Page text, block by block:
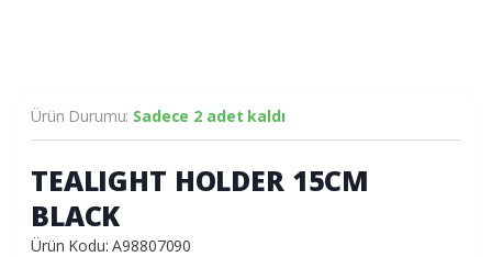
Ürün Durumu: Sadece 2 adet kaldı
TEALIGHT HOLDER 15CM
BLACK
Ürün Kodu: A98807090